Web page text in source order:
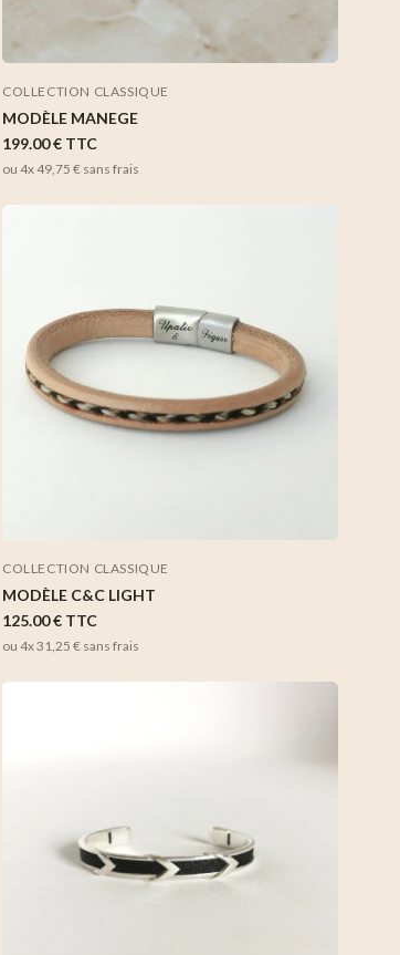
COLLECTION CLASSIQUE
MODÈLE MANEGE
199.00 € TTC
ou 4x49,75 € sans frais
COLLECTION CLASSIQUE
MODÈLE C&C LIGHT
125.00 € TTC
ou 4x31,25 € sans frais